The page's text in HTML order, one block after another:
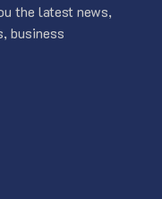
the latest news,
business